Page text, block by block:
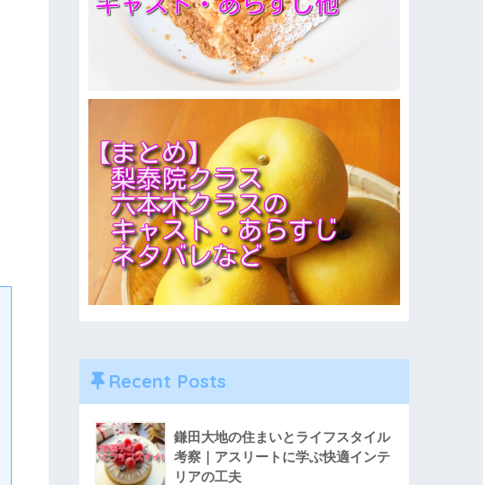
Recent Posts
鎌田大地の住まいとライフスタイル
考察｜アスリートに学ぶ快適インテ
リアの工夫